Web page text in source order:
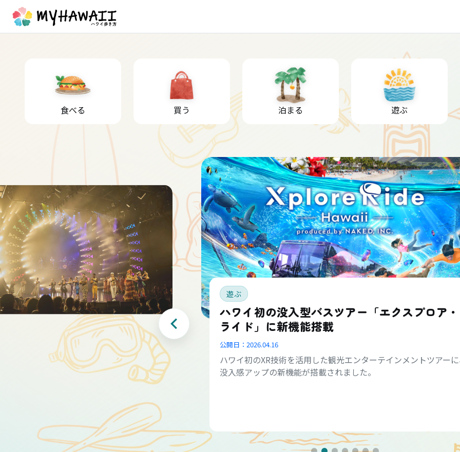
食べる 買う 泊まる 遊ぶ
遊ぶ
ハワイ初の没入型バスツアー「エクスプロア・
ライド」に新機能搭載
公開日： 2026.04.16
ハワイ初のXR技術を活用した観光エンターテインメントツアー
没入感アップの新機能が搭載されました。